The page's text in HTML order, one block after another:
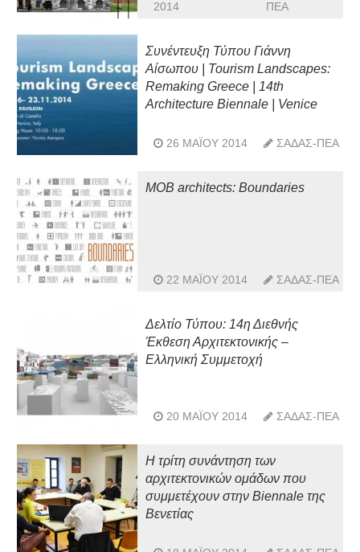
2014
ΠΕΑ
Συνέντευξη Τύπου Γιάννη
Αίσωπου | Tourism Landscapes:
Remaking Greece | 14th
Architecture Biennale | Venice
26 ΜΑΪ́ΟΥ 2014 ΣΑΔΑΣ-ΠΕΑ
MOB architects: Boundaries
22 ΜΑΪ́ΟΥ 2014 ΣΑΔΑΣ-ΠΕΑ
Δελτίo Τύπου: 14η Διεθνής
Έκθεση Αρχιτεκτονικής –
Ελληνική Συμμετοχή
20 ΜΑΪ́ΟΥ 2014 ΣΑΔΑΣ-ΠΕΑ
Η τρίτη συνάντηση των
αρχιτεκτονικών ομάδων που
συμμετέχουν στην Biennale της
Βενετίας